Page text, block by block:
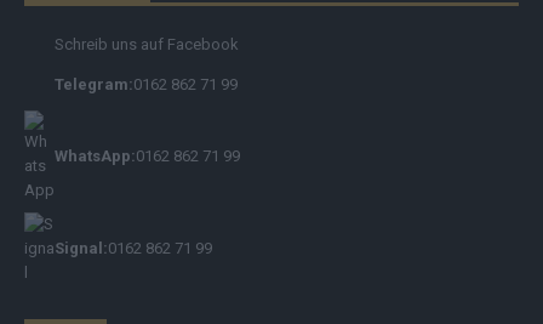
Schreib uns auf Facebook
Telegram:0162 862 71 99
WhatsApp:0162 862 71 99
Signal:0162 862 71 99